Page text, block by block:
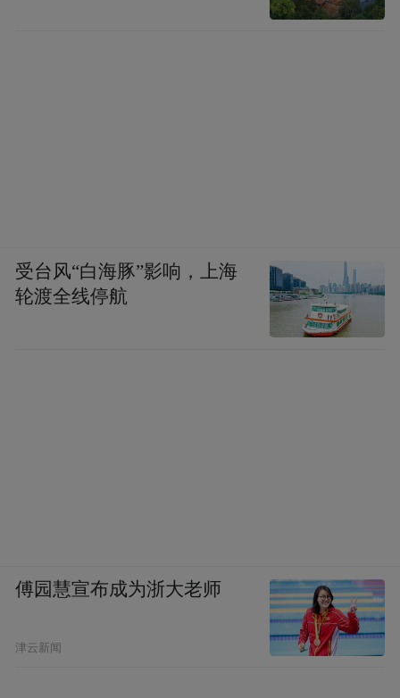
受台风“白海豚”影响，上海
轮渡全线停航
傅园慧宣布成为浙大老师
津云新闻